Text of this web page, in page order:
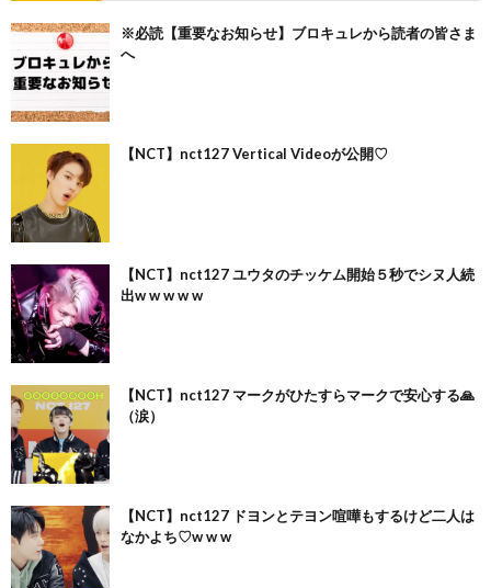
※必読【重要なお知らせ】ブロキュレから読者の皆さま
へ
【NCT】nct127 Vertical Videoが公開♡
【NCT】nct127 ユウタのチッケム開始５秒でシヌ人続
出w w w w w
【NCT】nct127 マークがひたすらマークで安心する🙏
（涙）
【NCT】nct127 ドヨンとテヨン喧嘩もするけど二人は
なかよち♡w w w